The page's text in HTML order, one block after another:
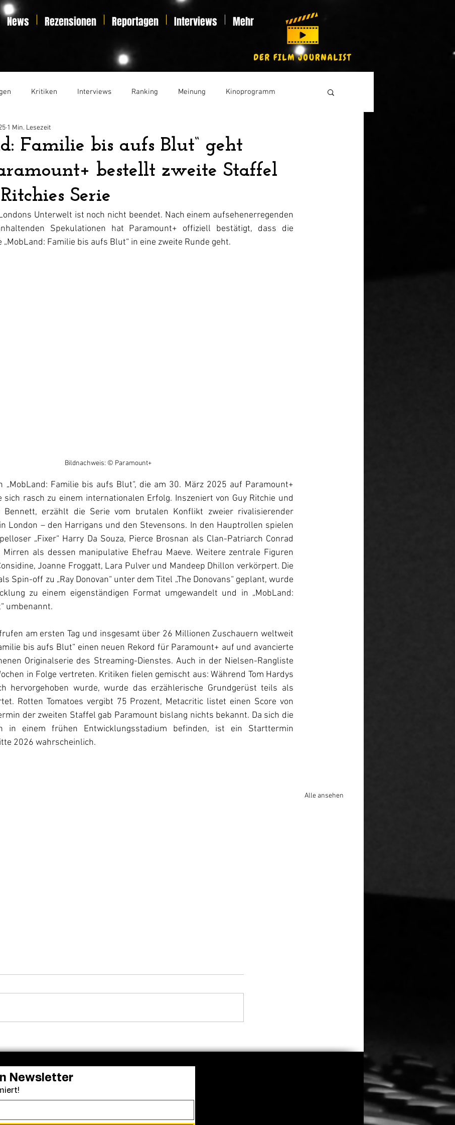
News Rezensionen Reportagen Interviews Mehr
Kritiken Interviews Ranking Meinung Kinoprogramm
Essay
Familie bis aufs Blut“ geht
bestellt zweite Staffel
Serie
1 Min. Lesezeit
Unterwelt ist noch nicht beendet. Nach einem aufsehenerregenden
Spekulationen hat Paramount+ offiziell bestätigt, dass die
Familie bis aufs Blut“ in eine zweite Runde geht.
Bildnachweis: © Paramount+
„MobLand: Familie bis aufs Blut“, die am 30. März 2025 auf Paramount+
rasch zu einem internationalen Erfolg. Inszeniert von Guy Ritchie und
Bennett, erzählt die Serie vom brutalen Konflikt zweier rivalisierender
London – den Harrigans und den Stevensons. In den Hauptrollen spielen
„Fixer“ Harry Da Souza, Pierce Brosnan als Clan-Patriarch Conrad
als dessen manipulative Ehefrau Maeve. Weitere zentrale Figuren
Joanne Froggatt, Lara Pulver und Mandeep Dhillon verkörpert. Die
Spin-off zu „Ray Donovan“ unter dem Titel „The Donovans“ geplant, wurde
zu einem eigenständigen Format umgewandelt und in „MobLand:
umbenannt.
am ersten Tag und insgesamt über 26 Millionen Zuschauern weltweit
bis aufs Blut“ einen neuen Rekord für Paramount+ auf und avancierte
Originalserie des Streaming-Dienstes. Auch in der Nielsen-Rangliste
in Folge vertreten. Kritiken fielen gemischt aus: Während Tom Hardys
hervorgehoben wurde, wurde das erzählerische Grundgerüst teils als
Rotten Tomatoes vergibt 75 Prozent, Metacritic listet einen Score von
der zweiten Staffel gab Paramount bislang nichts bekannt. Da sich die
in einem frühen Entwicklungsstadium befinden, ist ein Starttermin
2026 wahrscheinlich.
Alle ansehen
Guadagnino mit dem Cartier
Award
die alte Clique: Dreharbeiten
Newsletter